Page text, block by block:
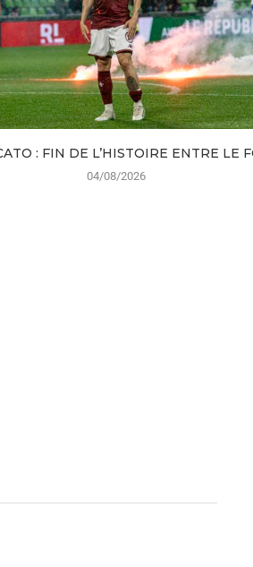
: FIN DE L’HISTOIRE ENTRE LE
04/08/2026